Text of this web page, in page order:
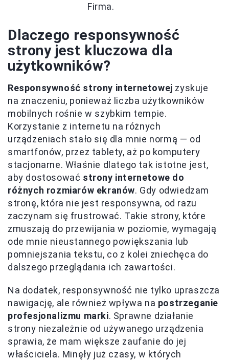
Firma.
Dlaczego responsywność
strony jest kluczowa dla
użytkowników?
Responsywność strony internetowej zyskuje
na znaczeniu, ponieważ liczba użytkowników
mobilnych rośnie w szybkim tempie.
Korzystanie z internetu na różnych
urządzeniach stało się dla mnie normą — od
smartfonów, przez tablety, aż po komputery
stacjonarne. Właśnie dlatego tak istotne jest,
aby dostosować strony internetowe do
różnych rozmiarów ekranów. Gdy odwiedzam
stronę, która nie jest responsywna, od razu
zaczynam się frustrować. Takie strony, które
zmuszają do przewijania w poziomie, wymagają
ode mnie nieustannego powiększania lub
pomniejszania tekstu, co z kolei zniechęca do
dalszego przeglądania ich zawartości.
Na dodatek, responsywność nie tylko upraszcza
nawigację, ale również wpływa na postrzeganie
profesjonalizmu marki. Sprawne działanie
strony niezależnie od używanego urządzenia
sprawia, że mam większe zaufanie do jej
właściciela. Minęły już czasy, w których